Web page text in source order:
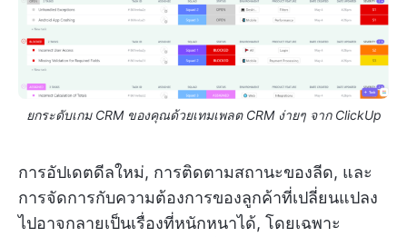
ยกระดับเกม CRM ของคุณด้วยเทมเพลต CRM ง่ายๆ จาก ClickUp
การอัปเดตดีลใหม่, การติดตามสถานะของลีด, และ
การจัดการกับความต้องการของลูกค้าที่เปลี่ยนแปลง
ไปอาจกลายเป็นเรื่องที่หนักหนาได้, โดยเฉพาะ